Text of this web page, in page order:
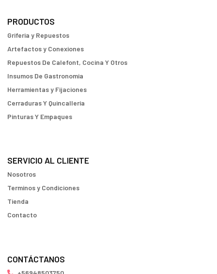
PRODUCTOS
Griferia y Repuestos
Artefactos y Conexiones
Repuestos De Calefont, Cocina Y Otros
Insumos De Gastronomia
Herramientas y Fijaciones
Cerraduras Y Quincallería
Pinturas Y Empaques
SERVICIO AL CLIENTE
Nosotros
Terminos y Condiciones
Tienda
Contacto
CONTÁCTANOS